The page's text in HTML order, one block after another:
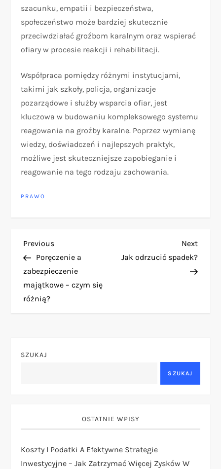
szacunku, empatii i bezpieczeństwa,
społeczeństwo może bardziej skutecznie
przeciwdziałać groźbom karalnym oraz wspierać
ofiary w procesie reakcji i rehabilitacji.
Współpraca pomiędzy różnymi instytucjami,
takimi jak szkoły, policja, organizacje
pozarządowe i służby wsparcia ofiar, jest
kluczowa w budowaniu kompleksowego systemu
reagowania na groźby karalne. Poprzez wymianę
wiedzy, doświadczeń i najlepszych praktyk,
możliwe jest skuteczniejsze zapobieganie i
reagowanie na tego rodzaju zachowania.
PRAWO
N
a
w
a
a
w
Previous
Post
Previous
Poręczenie a
zabezpieczenie
majątkowe – czym się
różnią?
Next
Post
Next
Jak odrzucić spadek?
SZUKAJ
SZUKAJ
OSTATNIE WPISY
Koszty I Podatki A Efektywne Strategie
Inwestycyjne – Jak Zatrzymać Więcej Zysków W